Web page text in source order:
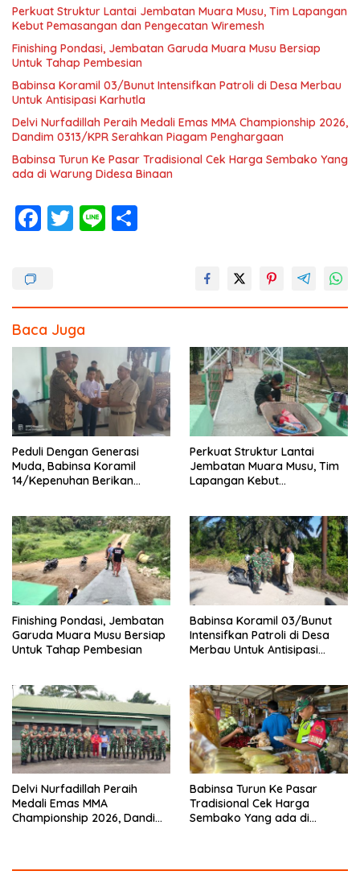
Perkuat Struktur Lantai Jembatan Muara Musu, Tim Lapangan
Kebut Pemasangan dan Pengecatan Wiremesh
Finishing Pondasi, Jembatan Garuda Muara Musu Bersiap
Untuk Tahap Pembesian
Babinsa Koramil 03/Bunut Intensifkan Patroli di Desa Merbau
Untuk Antisipasi Karhutla
Delvi Nurfadillah Peraih Medali Emas MMA Championship 2026,
Dandim 0313/KPR Serahkan Piagam Penghargaan
Babinsa Turun Ke Pasar Tradisional Cek Harga Sembako Yang
ada di Warung Didesa Binaan
F
o
o
k
T Li
Baca Juga
Peduli Dengan Generasi
Muda, Babinsa Koramil
14/Kepenuhan Berikan
Perkuat Struktur Lantai
Jembatan Muara Musu, Tim
Lapangan Kebut
Finishing Pondasi, Jembatan
Garuda Muara Musu Bersiap
Untuk Tahap Pembesian
Babinsa Koramil 03/Bunut
Intensifkan Patroli di Desa
Merbau Untuk Antisipasi
Delvi Nurfadillah Peraih
Medali Emas MMA
Championship 2026, Dandim
Babinsa Turun Ke Pasar
Tradisional Cek Harga
Sembako Yang ada di